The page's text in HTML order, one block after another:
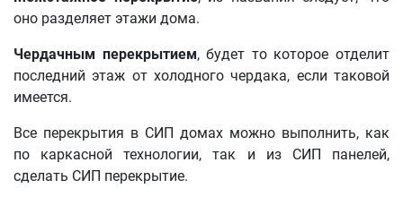
оно разделяет этажи дома.
Чердачным перекрытием, будет то которое отделит
последний этаж от холодного чердака, если таковой
имеется.
Все перекрытия в СИП домах можно выполнить, как
по каркасной технологии, так и из СИП панелей,
сделать СИП перекрытие.